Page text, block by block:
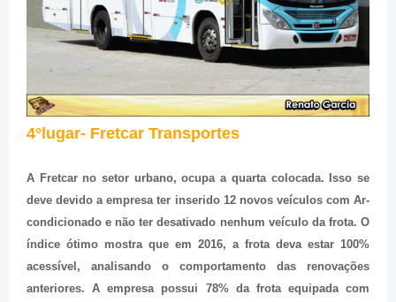
4°lugar- Fretcar Transportes
A Fretcar no setor urbano, ocupa a quarta colocada. Isso se
deve devido a empresa ter inserido 12 novos veículos com Ar-
condicionado e não ter desativado nenhum veículo da frota. O
índice ótimo mostra que em 2016, a frota deva estar 100%
acessível, analisando o comportamento das renovações
anteriores. A empresa possui 78% da frota equipada com